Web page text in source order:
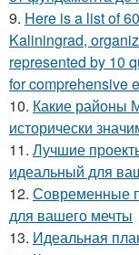
9. Here is a list of
Kaliningrad,
represented by 10
for comprehensive
10. Какие районы
исторически
11. Лучшие
идеальный для
12. Современные
для вашего мечты
13. Идеальная